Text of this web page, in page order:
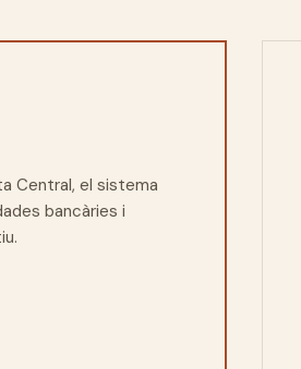
Central, el sistema
bancàries i